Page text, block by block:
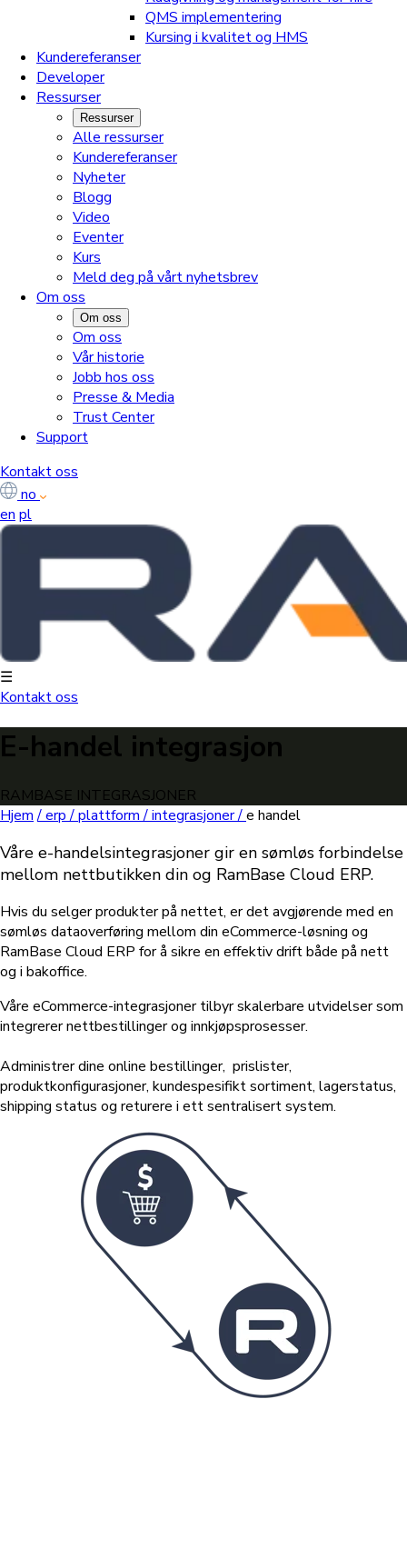
QMS implementering
Kursing i kvalitet og HMS
Kundereferanser
Developer
Ressurser
Ressurser
Alle ressurser
Kundereferanser
Nyheter
Blogg
Video
Eventer
Kurs
Meld deg på vårt nyhetsbrev
Om oss
Om oss
Om oss
Vår historie
Jobb hos oss
Presse & Media
Trust Center
Support
Kontakt oss
no
en pl
☰
Kontakt oss
E-handel integrasjon
RAMBASE INTEGRASJONER
Hjem /erp /plattform /integrasjoner /e handel
Våre e-handelsintegrasjoner gir en sømløs forbindelse
mellom nettbutikken din og RamBase Cloud ERP.
Hvis du selger produkter på nettet, er det avgjørende med en
sømløs dataoverføring mellom din eCommerce-løsning og
RamBase Cloud ERP for å sikre en effektiv drift både på nett
og i bakoffice.
Våre eCommerce-integrasjoner tilbyr skalerbare utvidelser som
integrerer nettbestillinger og innkjøpsprosesser.
Administrer dine online bestillinger, prislister,
produktkonfigurasjoner, kundespesifikt sortiment, lagerstatus,
shipping status og returere i ett sentralisert system.